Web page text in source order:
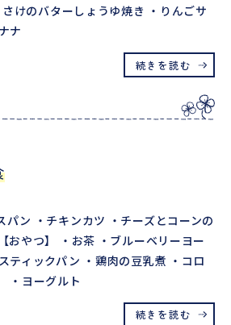
けのバターしょうゆ焼き ・りんごサ
ナ
続きを読む
パン ・チキンカツ ・チーズとコーンの
おやつ】 ・お茶 ・ブルーベリーヨー
ティックパン ・鶏肉の豆乳煮 ・コロ
・ヨーグルト
続きを読む